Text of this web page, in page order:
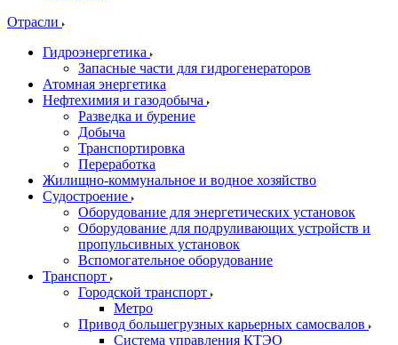
Отрасли
Гидроэнергетика
Запасные части для гидрогенераторов
Атомная энергетика
Нефтехимия и газодобыча
Разведка и бурение
Добыча
Транспортировка
Переработка
Жилищно-коммунальное и водное хозяйство
Судостроение
Оборудование для энергетических установок
Оборудование для подруливающих устройств и
пропульсивных установок
Вспомогательное оборудование
Транспорт
Городской транспорт
Метро
Привод большегрузных карьерных самосвалов
Система управления КТЭО